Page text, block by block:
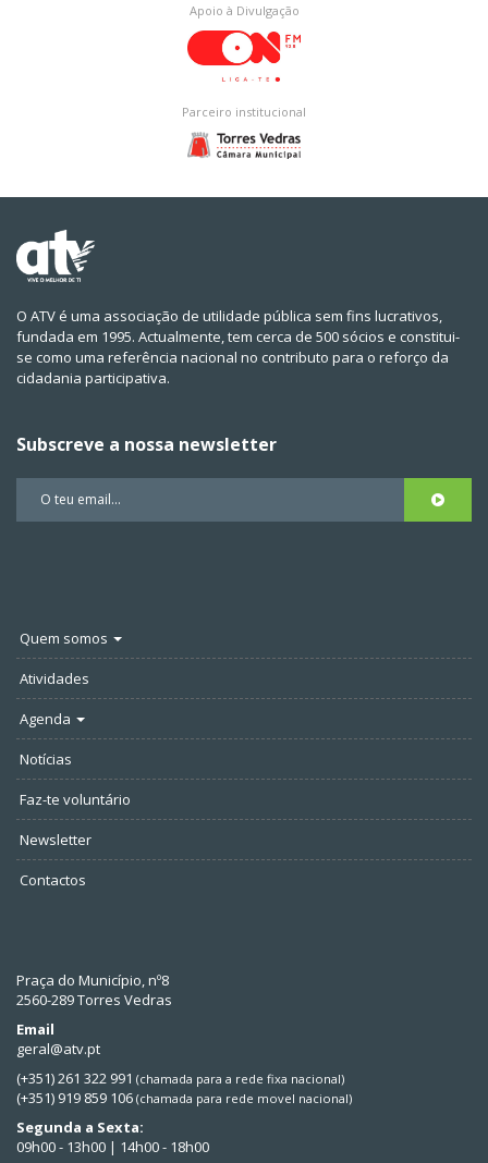
Apoio à Divulgação
Parceiro institucional
O ATV é uma associação de utilidade pública sem fins lucrativos,
fundada em 1995. Actualmente, tem cerca de 500 sócios e constitui-
se como uma referência nacional no contributo para o reforço da
cidadania participativa.
Subscreve a nossa newsletter
Quem somos
Atividades
Agenda
Notícias
Faz-te voluntário
Newsletter
Contactos
Praça do Município, nº8
2560-289 Torres Vedras
Email
geral@atv.pt
(+351) 261 322 991 (chamada para a rede fixa nacional)
(+351) 919 859 106 (chamada para rede movel nacional)
Segunda a Sexta:
09h00 - 13h00 | 14h00 - 18h00